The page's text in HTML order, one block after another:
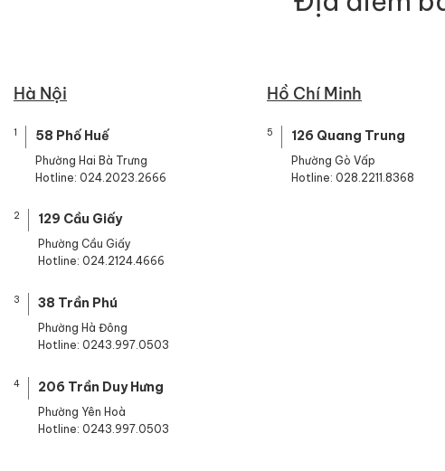
Hà Nội
1 58 Phố Huế
Phường Hai Bà Trưng
Hotline: 024.2023.2666
2 129 Cầu Giấy
Phường Cầu Giấy
Hotline: 024.2124.4666
3 38 Trần Phú
Phường Hà Đông
Hotline: 0243.997.0503
4 206 Trần Duy Hưng
Phường Yên Hoà
Hotline: 0243.997.0503
Hồ Chí Minh
5 126 Quang Trung
Phường Gò Vấp
Hotline: 028.2211.8368